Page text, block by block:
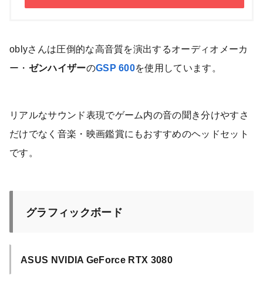
oblyさんは圧倒的な高音質を演出するオーディオメーカ
ー・ ゼンハイザーのGSP 600を使用しています。
リアルなサウンド表現でゲーム内の音の聞き分けやすさ
だけでなく音楽・映画鑑賞にもおすすめのヘッドセット
です。
グラフィックボード
ASUS NVIDIA GeForce RTX 3080